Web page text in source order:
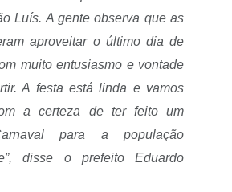
Luís. A gente observa que as
aproveitar o último dia de
muito entusiasmo e vontade
A festa está linda e vamos
a certeza de ter feito um
para a população
disse o prefeito Eduardo